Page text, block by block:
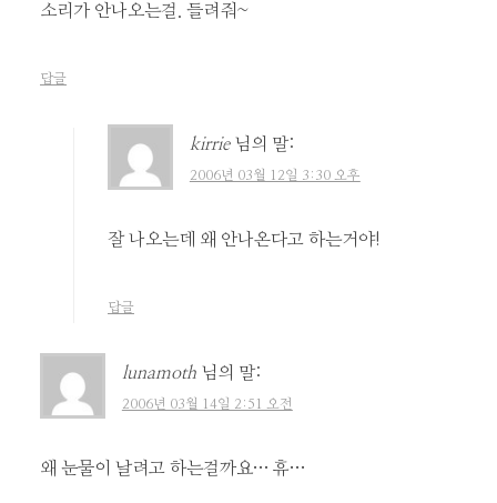
소리가 안나오는걸. 들려줘~
답글
kirrie 님의 말:
2006년 03월 12일 3:30 오후
잘 나오는데 왜 안나온다고 하는거야!
답글
lunamoth 님의 말:
2006년 03월 14일 2:51 오전
왜 눈물이 날려고 하는걸까요… 휴…